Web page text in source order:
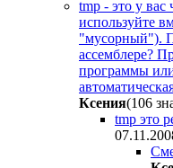
tmp - это у вас
используйте
"мусорный").
ассемблере?
программы
Ксения(106
tmp это